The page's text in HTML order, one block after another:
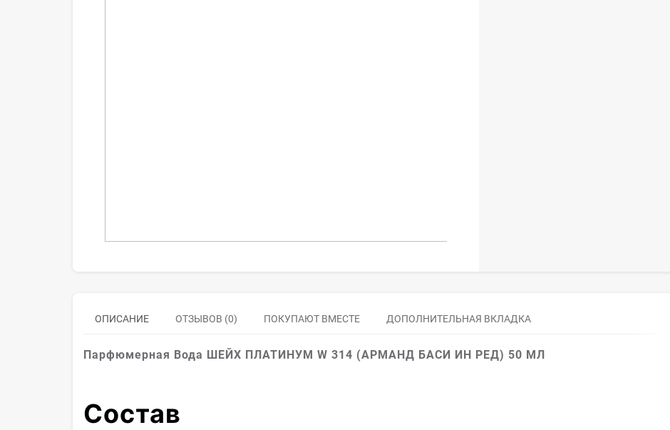
ОПИСАНИЕ ОТЗЫВОВ (0) ПОКУПАЮТ ВМЕСТЕ ДОПОЛНИТЕЛЬНАЯ ВКЛАДКА
Парфюмерная Вода ШЕЙХ ПЛАТИНУМ W 314 (АРМАНД БАСИ ИН РЕД) 50 МЛ
Состав